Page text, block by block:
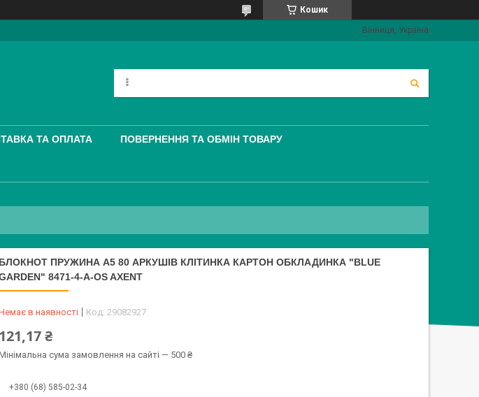
Кошик
Вінниця, Україна
ТА ОПЛАТА ПОВЕРНЕННЯ ТА ОБМІН ТОВАРУ
БЛОКНОТ ПРУЖИНА А5 80 АРКУШІВ КЛІТИНКА КАРТОН ОБКЛАДИНКА "BLUE
8471-4-A-OS AXENT
в наявності Код: 29082927
121,17 ₴
сума замовлення на сайті — 500 ₴
+380 (68) 585-02-34